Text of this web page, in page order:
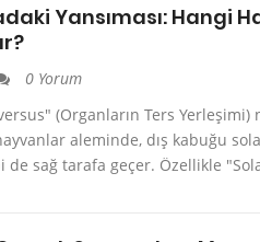
Yansıması: Hangi
0 Yorum
(Organların Ters
aleminde, dış kabuğu
de sağ tarafa geçer. Özellikle